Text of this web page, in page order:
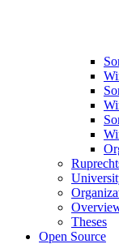
Theses
Open Source